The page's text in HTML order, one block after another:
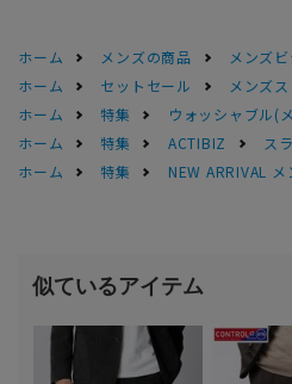
ホーム メンズの商品 メンズ
ホーム
セットセール メンズ
ホーム
特集 ウォッシャブル(
ホーム
特集 ACTIBIZ ス
ホーム
特集 NEW ARRIVAL メ